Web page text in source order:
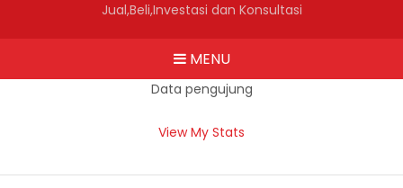
Jual,Beli,Investasi dan Konsultasi
MENU
Data pengujung
View My Stats